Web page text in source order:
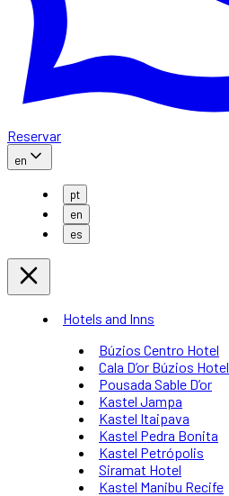
Reservar
en
pt
en
es
Hotels and Inns
Búzios Centro Hotel
Cala D’or Búzios Hotel
Pousada Sable D’or
Kastel Jampa
Kastel Itaipava
Kastel Pedra Bonita
Kastel Petrópolis
Siramat Hotel
Kastel Manibu Recife